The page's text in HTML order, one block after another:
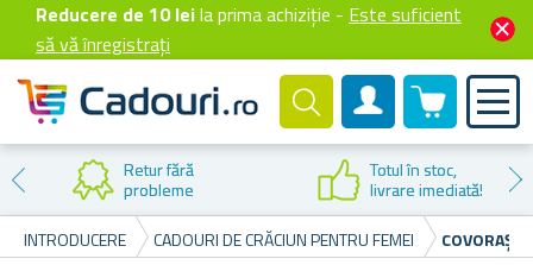
Reducere de 10 leila prima achiziție - Este suficient
să vă înregistrați
Cont client
0 produselor
Retur fără
probleme
Totul în stoc,
livrare imediată!
INTRODUCERE
CADOURI DE CRĂCIUN PENTRU FEMEI COVORAȘ